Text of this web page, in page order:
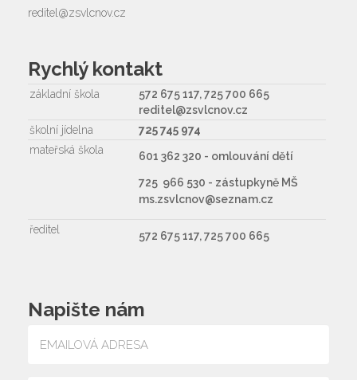
reditel@zsvlcnov.cz
Rychlý kontakt
základní škola
572 675 117, 725 700 665
reditel@zsvlcnov.cz
školní jídelna
725 745 974
mateřská škola
601 362 320 - omlouvání dětí
725 966 530 - zástupkyně MŠ
ms.zsvlcnov@seznam.cz
ředitel 572 675 117, 725 700 665
Napište nám